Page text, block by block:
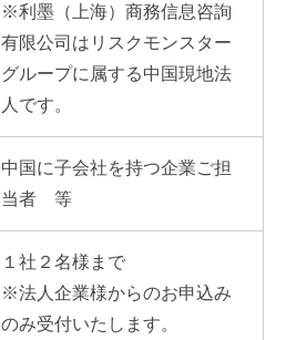
※利墨（上海）商務信息咨詢
有限公司はリスクモンスター
グループに属する中国現地法
人です。
中国に子会社を持つ企業ご担
当者 等
１社２名様まで
※法人企業様からのお申込み
のみ受付いたします。